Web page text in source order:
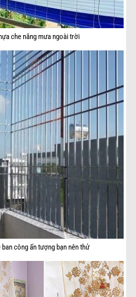
che nắng mưa ngoài trời
công ấn tượng bạn nên thử